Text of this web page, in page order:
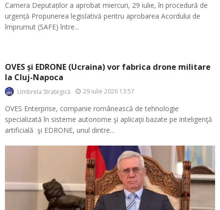
Camera Deputaților a aprobat miercuri, 29 iulie, în procedură de
urgență Propunerea legislativă pentru aprobarea Acordului de
împrumut (SAFE) între...
OVES și EDRONE (Ucraina) vor fabrica drone militare
la Cluj-Napoca
Umbrela Strategică 29 iulie 2026 13:57
OVES Enterprise, companie românească de tehnologie
specializată în sisteme autonome şi aplicaţii bazate pe inteligenţă
artificială şi EDRONE, unul dintre...